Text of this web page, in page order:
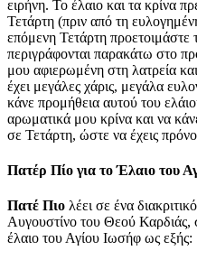
ειρήνη. Το έλαιο και τα κρίνα
Τετάρτη (πριν από τη
επόμενη Τετάρτη
περιγράφονται παρακάτω στο
μου αφιερωμένη στη λατρεία
έχει μεγάλες χάρις, μεγάλα
κάνε προμήθεια αυτού του
αρωματικά μου κρίνα και να
σε Τετάρτη, ώστε να έχεις
Πατέρ Πίο για το Έλαιο του
Πατέ Πιο λέει σε ένα
Αυγουστίνο του Θεού Καρδιάς,
έλαιο του Αγίου Ιωσήφ ως εξής: